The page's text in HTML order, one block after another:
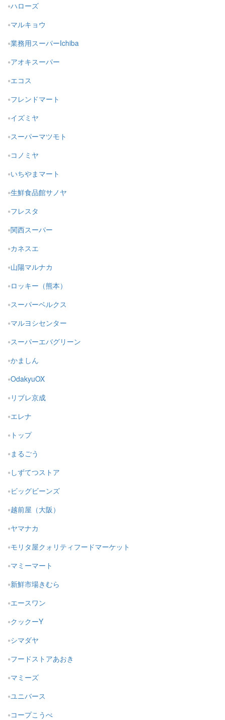
ハローズ
マルキョウ
業務用スーパーIchiba
アオキスーパー
エコス
フレンドマート
イズミヤ
スーパーマツモト
コノミヤ
いちやまマート
生鮮食品館サノヤ
フレスタ
関西スーパー
カネスエ
山陽マルナカ
ロッキー（熊本）
スーパーベルクス
マルヨシセンター
スーパーエバグリーン
かましん
OdakyuOX
リブレ京成
エレナ
トップ
まるごう
しずてつストア
ビッグビーンズ
越前屋（大阪）
ヤマナカ
モリタ屋クォリティフードマーケット
マミーマート
新鮮市場きむら
エースワン
クックーY
シマダヤ
フードストアあおき
マミーズ
ユニバース
コープこうべ